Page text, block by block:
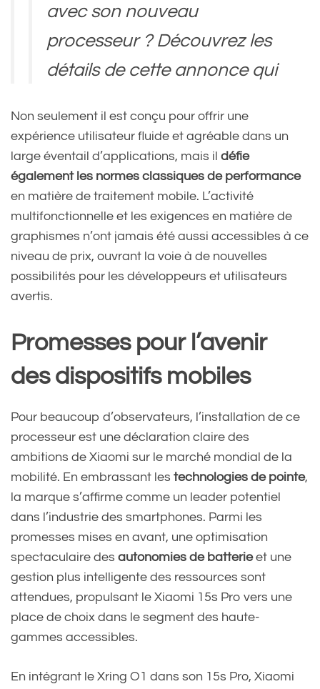
avec son nouveau
processeur ? Découvrez les
détails de cette annonce qui
smartphones haut de
gamme. 👇…
pic.twitter.com/HTsWM3NNi
d
— BlogNT \ Media
(@BlogNTMedia)
2025
Non seulement il est conçu pour offrir une
expérience utilisateur fluide et agréable dans un
large éventail d’applications, mais il défie
également les normes classiques de performance
en matière de traitement mobile. L’activité
multifonctionnelle et les exigences en matière de
graphismes n’ont jamais été aussi accessibles à ce
niveau de prix, ouvrant la voie à de nouvelles
possibilités pour les développeurs et utilisateurs
avertis.
Promesses pour l’avenir
des dispositifs mobiles
Pour beaucoup d’observateurs, l’installation de ce
processeur est une déclaration claire des
ambitions de Xiaomi sur le marché mondial de la
mobilité. En embrassant les technologies de pointe,
la marque s’affirme comme un leader potentiel
dans l’industrie des smartphones. Parmi les
promesses mises en avant, une optimisation
spectaculaire des autonomies de batterieet une
gestion plus intelligente des ressources sont
attendues, propulsant le Xiaomi 15s Pro vers une
place de choix dans le segment des haute-
gammes accessibles.
En intégrant le Xring O1 dans son 15s Pro, Xiaomi